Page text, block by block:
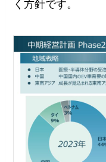
く方針です。